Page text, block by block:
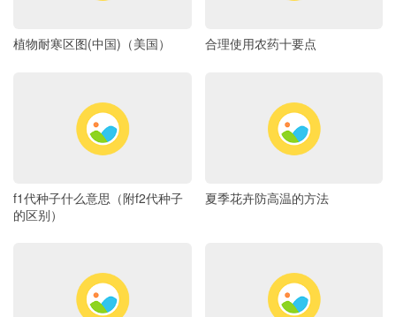
植物耐寒区图(中国)（美国） 合理使用农药十要点
f1代种子什么意思（附f2代种子
的区别）
夏季花卉防高温的方法